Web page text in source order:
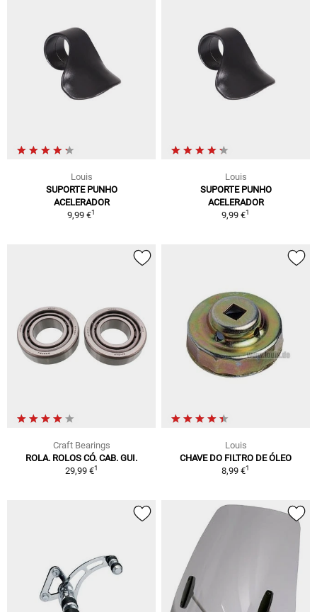
Louis
SUPORTE PUNHO
ACELERADOR
9,99 €1
Louis
SUPORTE PUNHO
ACELERADOR
9,99 €1
Craft Bearings
ROLA. ROLOS CÓ. CAB. GUI.
29,99 €1
Louis
CHAVE DO FILTRO DE ÓLEO
8,99 €1